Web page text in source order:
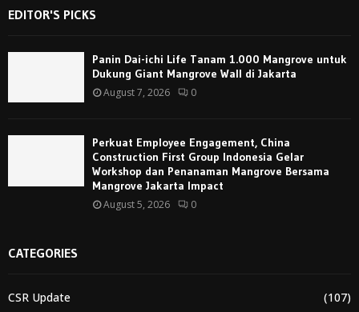
EDITOR'S PICKS
Panin Dai-ichi Life Tanam 1.000 Mangrove untuk
Dukung Giant Mangrove Wall di Jakarta
August 7, 2026 0
Perkuat Employee Engagement, China
Construction First Group Indonesia Gelar
Workshop dan Penanaman Mangrove Bersama
Mangrove Jakarta Impact
August 5, 2026 0
CATEGORIES
CSR Update
(107)